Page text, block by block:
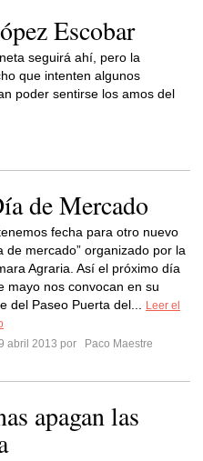
Escobar
seguirá ahí, pero la
que intenten algunos
poder sentirse los amos del
de Mercado
fecha para otro nuevo
de mercado” organizado por la
Agraria. Así el próximo día
mayo nos convocan en su
del Paseo Puerta del...
Leer el
abril 2013 por
Paco Maestre
apagan las